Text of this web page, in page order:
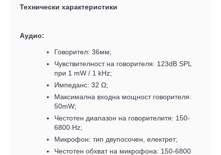
Технически характеристики
Аудио:
Говорител: 36мм;
Чувствителност на говорителя: 123dB SPL
при 1 mW / 1 kHz;
Импеданс: 32 Ω;
Максимална входна мощност говорителя:
50mW;
Честотен диапазон на говорителитя: 150-
6800 Hz;
Микрофон: тип двупосочен, електрет;
Честотен обхват на микрофона: 150-6800